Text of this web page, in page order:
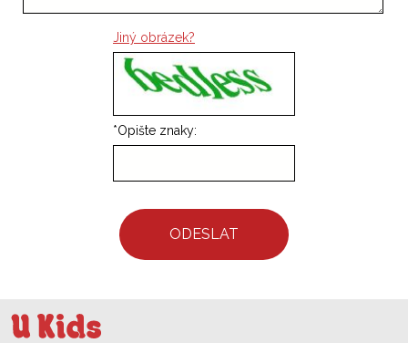
Jiný obrázek?
Opište znaky:
*
ODESLAT